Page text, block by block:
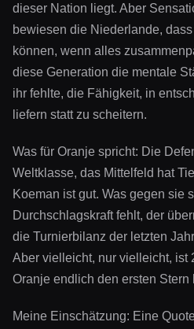
dieser Nation liegt. Aber
bewiesen die Niederlande,
können, wenn alles
diese Generation die mentale
ihr fehlte, die Fähigkeit, in
liefern statt zu scheitern.
Was für Oranje spricht: Die
Weltklasse, das Mittelfeld hat
Koeman ist gut. Was gegen sie
Durchschlagskraft fehlt, der
die Turnierbilanz der letzten
Aber vielleicht, nur vielleicht, ist
Oranje endlich den ersten Stern
Meine Einschätzung: Eine